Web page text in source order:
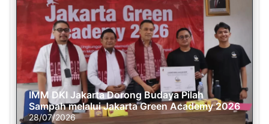
IMM DKI Jakarta Dorong Budaya Pilah
Sampah melalui Jakarta Green Academy 2026
28/07/2026